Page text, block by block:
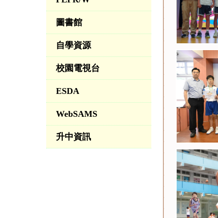
圖書館
自學資源
校園電視台
ESDA
WebSAMS
升中資訊